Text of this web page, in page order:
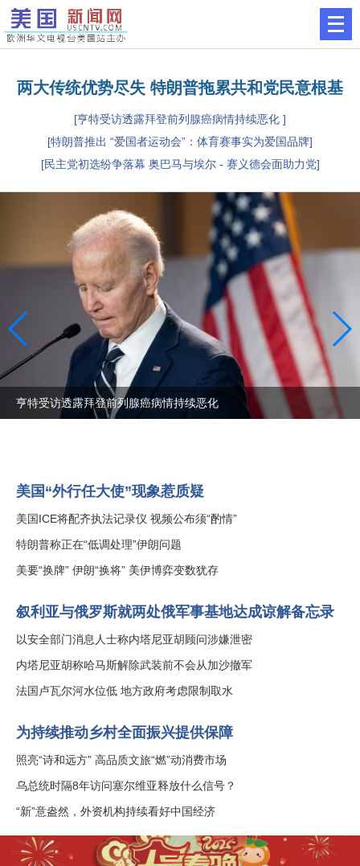
两大传统优势尽失 特朗普拖累共和党民意根基
[亨特受访透露拜登前列腺癌病情持续恶化 ]
[特朗普推出 “爱国者运动会”：体育赛事实为爱国品牌]
[民主党初选纷争落幕 奥巴马与埃尔 - 赛义德会面助力党]
亨特受访透露拜登前列腺癌病情持续恶化
美国“外行任大使”现象惹质疑
美国ICE将配齐执法记录仪 视频公布须“酌情”
特朗普称正在“低调处理”伊朗问题
美要“换牌” 伊朗“换将” 美伊博弈变数犹存
叙利亚与俄罗斯就两处俄军事基地达成谅解备忘录
以安全部门消息人士称内塔尼亚胡顾问涉嫌泄密
内塔尼亚胡称哈马斯解除武装前不会从加沙撤军
法国卢瓦尔河水位低 地方政府考虑限制取水
为持续推动乡村全面振兴提供保障
照亮“诗和远方” 高品质文旅“燃”动消费市场
乌总统时隔8年访问塞尔维亚释放什么信号？
“新”意盎然，外资机构持续看好中国经济